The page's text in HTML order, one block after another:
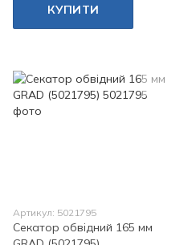
КУПИТИ
Артикул: 5021795
Секатор обвідний 165 мм